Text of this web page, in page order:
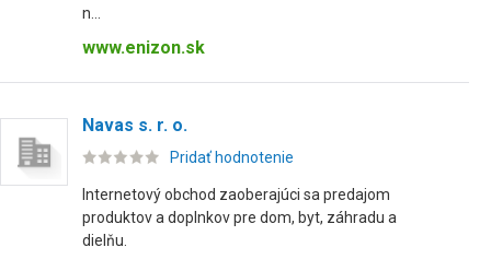
n...
www.enizon.sk
Navas s. r. o.
Pridať hodnotenie
Internetový obchod zaoberajúci sa predajom
produktov a doplnkov pre dom, byt, záhradu a
dielňu.